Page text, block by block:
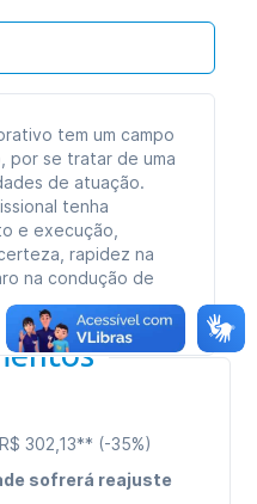
tem um campo
por se tratar de uma
de atuação.
tenha
e execução,
rapidez na
na condução de
302,13** (-35%)
sofrerá reajuste